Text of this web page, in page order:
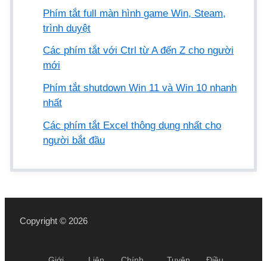
Phím tắt full màn hình game Win, Steam,
trình duyệt
Các phím tắt với Ctrl từ A đến Z cho người
mới
Phím tắt shutdown Win 11 và Win 10 nhanh
nhất
Các phím tắt Excel thông dụng nhất cho
người bắt đầu
Copyright © 2026